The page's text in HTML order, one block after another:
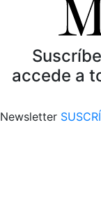
accede a
Newsletter